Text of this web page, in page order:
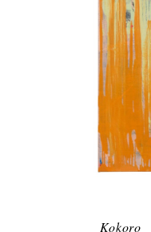
Kokoro